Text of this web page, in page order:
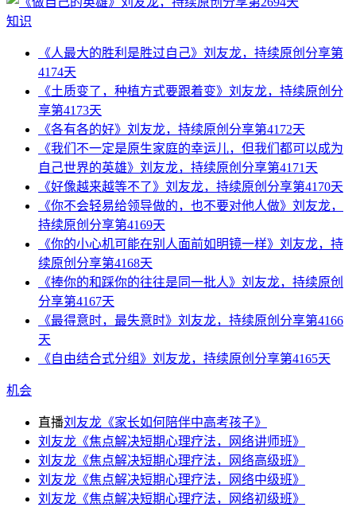
知识
《人最大的胜利是胜过自己》刘友龙，持续原创分享第
4174天
《土质变了，种植方式要跟着变》刘友龙，持续原创分
享第4173天
《各有各的好》刘友龙，持续原创分享第4172天
《我们不一定是原生家庭的幸运儿，但我们都可以成为
自己世界的英雄》刘友龙，持续原创分享第4171天
《好像越来越等不了》刘友龙，持续原创分享第4170天
《你不会轻易给领导做的，也不要对他人做》刘友龙，
持续原创分享第4169天
《你的小心机可能在别人面前如明镜一样》刘友龙，持
续原创分享第4168天
《捧你的和踩你的往往是同一批人》刘友龙，持续原创
分享第4167天
《最得意时，最失意时》刘友龙，持续原创分享第4166
天
《自由结合式分组》刘友龙，持续原创分享第4165天
机会
直播刘友龙《家长如何陪伴中高考孩子》
刘友龙《焦点解决短期心理疗法，网络讲师班》
刘友龙《焦点解决短期心理疗法，网络高级班》
刘友龙《焦点解决短期心理疗法，网络中级班》
刘友龙《焦点解决短期心理疗法，网络初级班》